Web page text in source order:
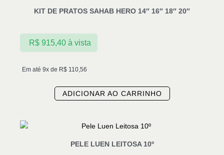
KIT DE PRATOS SAHAB HERO 14″ 16″ 18″ 20″
Em até 9x de R$ 110,56
R$915,40 à vista
ADICIONAR AO CARRINHO
PELE LUEN LEITOSA 10º